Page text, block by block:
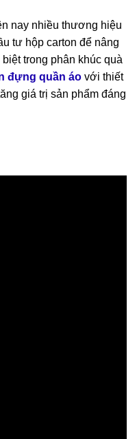
nay nhiều thương hiệu
tư hộp carton để nâng
trong phân khúc quà
đựng quần áo với thiết
giá trị sản phẩm đáng